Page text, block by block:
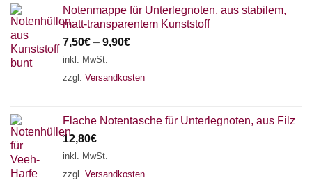
Notenmappe für Unterlegnoten, aus stabilem,
matt-transparentem Kunststoff
7,50€ – 9,90€
inkl. MwSt.
zzgl. Versandkosten
Flache Notentasche für Unterlegnoten, aus Filz
12,80€
inkl. MwSt.
zzgl. Versandkosten